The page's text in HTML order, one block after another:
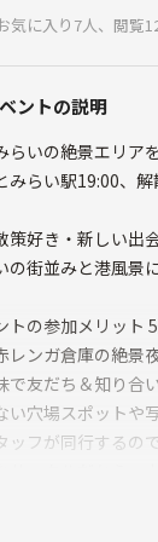
気に入り7人、閲覧
ントの説明
らいの絶景エリア
みらい駅19:00、
策好き・新しい出
の街並みと港風景
の参加メリット
レンガ倉庫の絶景
で友だち＆知り合
い穴場スポットや
ッフが同行するの